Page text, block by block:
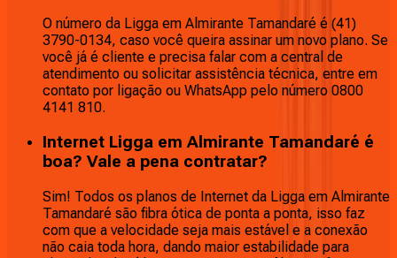
O número da Ligga em Almirante Tamandaré é (41)
3790-0134, caso você queira assinar um novo plano. Se
você já é cliente e precisa falar com a central de
atendimento ou solicitar assistência técnica, entre em
contato por ligação ou WhatsApp pelo número 0800
4141 810.
Internet Ligga em Almirante Tamandaré é
boa? Vale a pena contratar?
Sim! Todos os planos de Internet da Ligga em Almirante
Tamandaré são fibra ótica de ponta a ponta, isso faz
com que a velocidade seja mais estável e a conexão
não caia toda hora, dando maior estabilidade para